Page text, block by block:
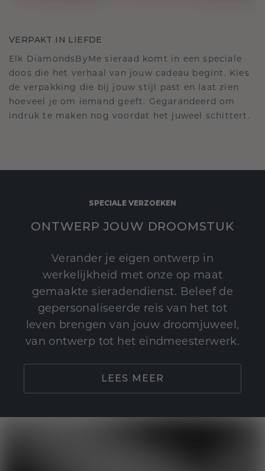
VERPAKT IN LIEFDE
Elk DiamondsByMe sieraad komt in een speciale
doos die het verhaal van jouw cadeau begint. Kies
de verpakking die bij jouw stijl past en laat zien
hoeveel je om iemand geeft. Gegarandeerd om
indruk te maken nog voordat het juweel schittert.
SPECIALE VERZOEKEN
ONTWERP JOUW DROOMSTUK
Verander je eigen ontwerp in
werkelijkheid met onze op maat
gemaakte sieradendienst. Beleef de
gepersonaliseerde reis van het tot
leven brengen van jouw droomjuweel,
van ontwerp tot het eindmeesterwerk.
LEES MEER